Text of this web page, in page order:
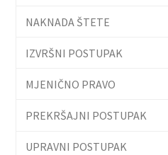
NAKNADA ŠTETE
IZVRŠNI POSTUPAK
MJENIČNO PRAVO
PREKRŠAJNI POSTUPAK
UPRAVNI POSTUPAK